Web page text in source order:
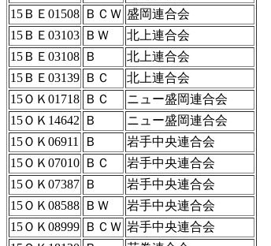
15ＢＥ01508 ＢＣＷ 盛岡連合会
15ＢＥ03103 ＢＷ
北上連合会
15ＢＥ03108 Ｂ
北上連合会
15ＢＥ03139 ＢＣ
北上連合会
15ＯＫ01718 ＢＣ
ニュー盛岡連合会
15ＯＫ14642
Ｂ
ニュー盛岡連合会
15ＯＫ06911
Ｂ
岩手中央連合会
15ＯＫ07010 ＢＣ
岩手中央連合会
15ＯＫ07387 Ｂ
岩手中央連合会
15ＯＫ08588 ＢＷ
岩手中央連合会
15ＯＫ08999 ＢＣＷ 岩手中央連合会